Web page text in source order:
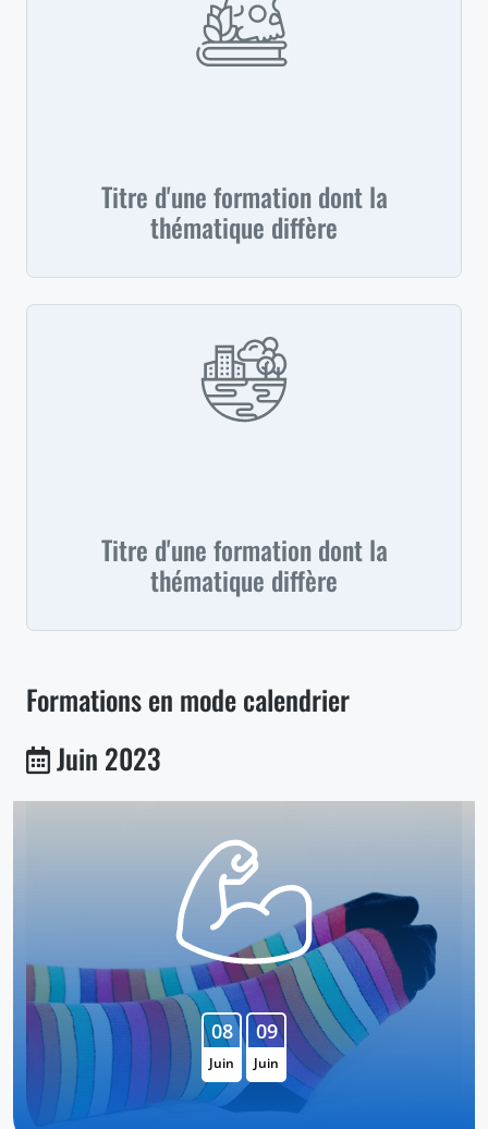
Titre d'une formation dont la
thématique diffère
Titre d'une formation dont la
thématique diffère
Formations en mode calendrier
Juin 2023
08
Juin
09
Juin